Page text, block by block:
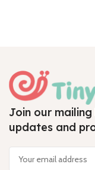
Join our
updates and